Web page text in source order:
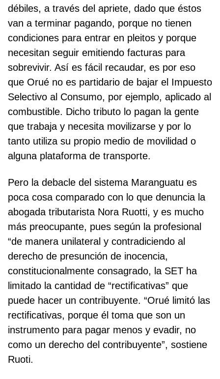
débiles, a través del apriete, dado que éstos
van a terminar pagando, porque no tienen
condiciones para entrar en pleitos y porque
necesitan seguir emitiendo facturas para
sobrevivir. Así es fácil recaudar, es por eso
que Orué no es partidario de bajar el Impuesto
Selectivo al Consumo, por ejemplo, aplicado al
combustible. Dicho tributo lo pagan la gente
que trabaja y necesita movilizarse y por lo
tanto utiliza su propio medio de movilidad o
alguna plataforma de transporte.
Pero la debacle del sistema Maranguatu es
poca cosa comparado con lo que denuncia la
abogada tributarista Nora Ruotti, y es mucho
más preocupante, pues según la profesional
“de manera unilateral y contradiciendo al
derecho de presunción de inocencia,
constitucionalmente consagrado, la SET ha
limitado la cantidad de “rectificativas” que
puede hacer un contribuyente. “Orué limitó las
rectificativas, porque él toma que son un
instrumento para pagar menos y evadir, no
como un derecho del contribuyente”, sostiene
Ruoti.